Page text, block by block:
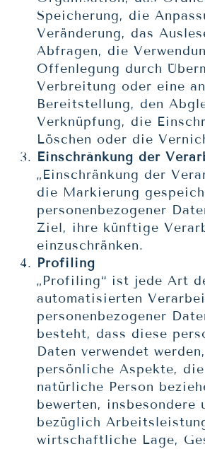
Speicherung, die
Veränderung, das
Abfragen, die
Offenlegung durch
Verbreitung oder eine
Bereitstellung, den
Verknüpfung, die
Löschen oder die
Einschränkung der
„Einschränkung der
die Markierung
personenbezogener
Ziel, ihre künftige
einzuschränken.
Profiling
„Profiling“ ist jede Art
automatisierten
personenbezogener
besteht, dass diese
Daten verwendet
persönliche Aspekte,
natürliche Person
bewerten, insbesondere
bezüglich
wirtschaftliche Lage,